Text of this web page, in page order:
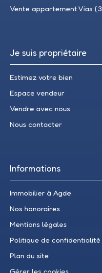
Vente appartement Vias
Je suis propriétaire
Estimez votre bien
Espace vendeur
Vendre avec nous
Nous contacter
Informations
Immobilier à Agde
Nos honoraires
Mentions légales
Politique de confidentialité
Plan du site